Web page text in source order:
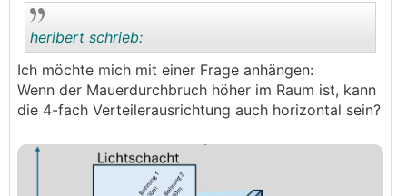
Geht das so oder sollte ich die KNV von oben mit
Sole anfahren? Man kann die Anschlüsse bei der KNV
ja umlegen aber geht das auch mit beiden in die
gleiche Richtung?
Als RDS werde ich diese nehmen:
..
heribert schrieb:
Ich möchte mich mit einer Frage anhängen:
Wenn der Mauerdurchbruch höher im Raum ist, kann
die 4-fach Verteilerausrichtung auch horizontal sein?